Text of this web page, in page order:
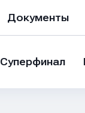
Документы
Суперфинал